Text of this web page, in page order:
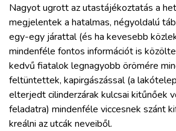
Nagyot ugrott az utastájékoztatás a
megjelentek a hatalmas, négyoldalú
egy-egy járattal (és ha kevesebb
mindenféle fontos információt is
kedvű fiatalok legnagyobb örömére
feltüntettek, kapirgászással (a
elterjedt cilinderzárak kulcsai kitűnőek
feladatra) mindenféle viccesnek szánt
kreálni az utcák neveiből.